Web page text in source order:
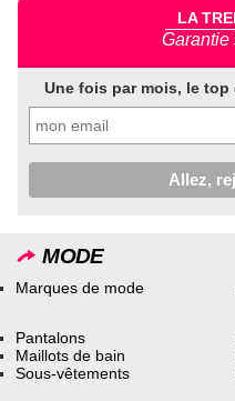
LA
Garantie
Une fois par mois, le
MODE
Marques de mode
Pantalons
Maillots de bain
Sous-vêtements